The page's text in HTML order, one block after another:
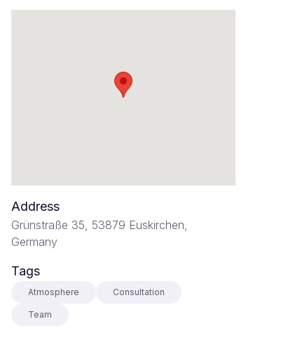
Address
Grünstraße 35, 53879 Euskirchen,
Germany
Tags
Atmosphere Consultation
Team